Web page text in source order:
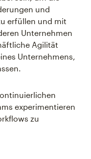
und
erfüllen und mit
Unternehmen
Agilität
Unternehmens,
experimentieren
zu